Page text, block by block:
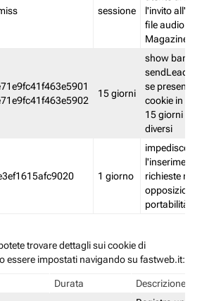
sessione
l'invito
file audio del
Magazine
15 giorni
show banner
sendLead
se presenti
cookie in un
15 giorni e
diversi
1 giorno
impedisce
l'inserimento
richieste
opposizione
portabilità
trovare dettagli sui cookie di
essere impostati navigando su fastweb.it:
Durata Descrizione